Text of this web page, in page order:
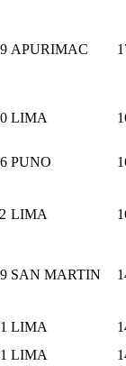
APURIMAC
LIMA
PUNO
LIMA
SAN MARTIN
LIMA
LIMA